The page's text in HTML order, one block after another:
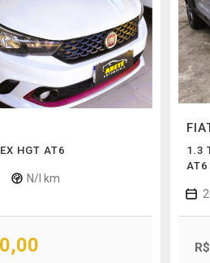
HGT AT6
N/I km
1.3
AT6
R$